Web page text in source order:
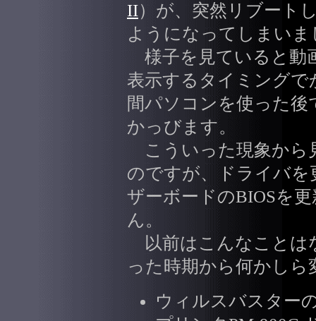
II）が、突然リブート
ようになってしまいま
様子を見ていると動
表示するタイミング
間パソコンを使った後
かっびます。
こういった現象から
のですが、ドライバ
ザーボードのBIOSを
ん。
以前はこんなことは
った時期から何かし
ウィルスバスター